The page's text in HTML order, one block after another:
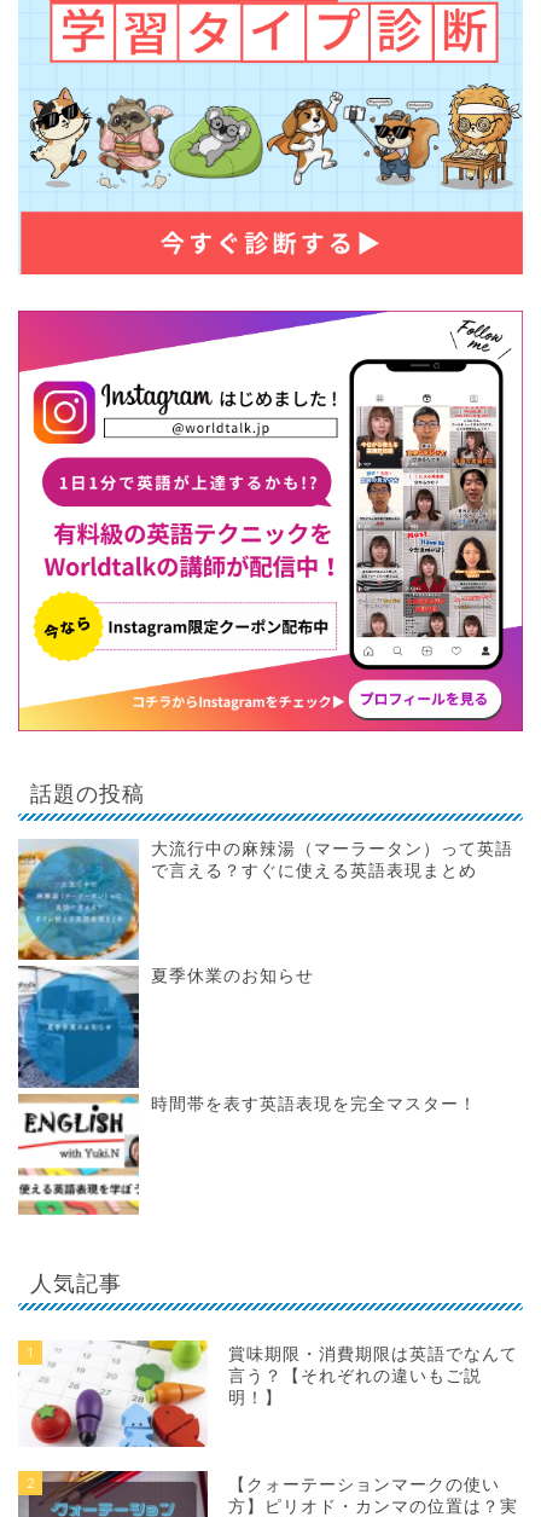
話題の投稿
大流行中の麻辣湯（マーラータン）って英語
で言える？すぐに使える英語表現まとめ
夏季休業のお知らせ
時間帯を表す英語表現を完全マスター！
人気記事
1
賞味期限・消費期限は英語でなんて
言う？【それぞれの違いもご説
明！】
2
【クォーテーションマークの使い
方】ピリオド・カンマの位置は？実